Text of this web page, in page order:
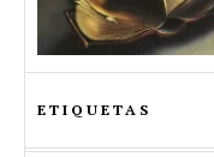
ETIQUETAS